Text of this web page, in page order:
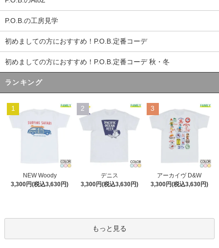
P.O.B.の工房見学
初めましての方におすすめ！P.O.B.定番コーデ
初めましての方におすすめ！P.O.B.定番コーデ 秋・冬
ランキング
1
NEW Woody
3,300円(税込3,630円)
2
デニス
3,300円(税込3,630円)
3
アーカイヴ D&W
3,300円(税込3,630円)
もっと見る